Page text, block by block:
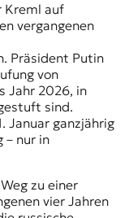
Kreml auf
vergangenen
Präsident Putin
von
Jahr 2026, in
sind.
Januar ganzjährig
– nur in
zu einer
vier Jahren